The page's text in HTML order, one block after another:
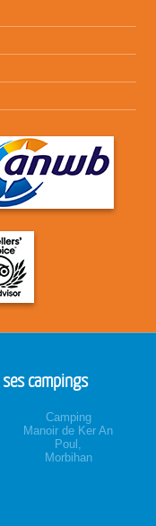
ses campings
Camping
Manoir de Ker An
Poul,
Morbihan